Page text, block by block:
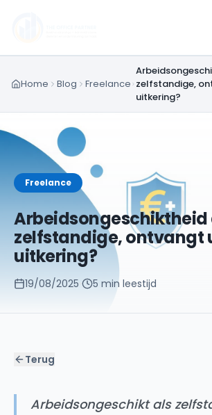
Home Blog Freelance zelfstandige,
uitkering?
Freelance
Arbeidsongeschiktheid
zelfstandige, ontvangt
uitkering?
19/08/2025 5 min leestijd
Terug
Arbeidsongeschikt als